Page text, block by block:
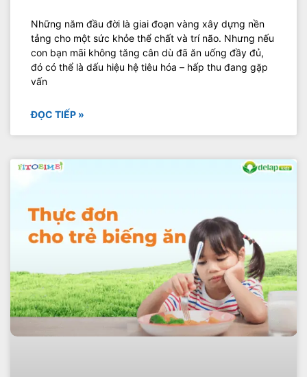
Những năm đầu đời là giai đoạn vàng xây dựng nền
tảng cho một sức khỏe thể chất và trí não. Nhưng nếu
con bạn mãi không tăng cân dù đã ăn uống đầy đủ,
đó có thể là dấu hiệu hệ tiêu hóa – hấp thu đang gặp
vấn
ĐỌC TIẾP »